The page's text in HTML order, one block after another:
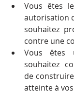
Vous êtes
autorisation
souhaitez
contre une
Vous êtes
souhaitez
de
atteinte à